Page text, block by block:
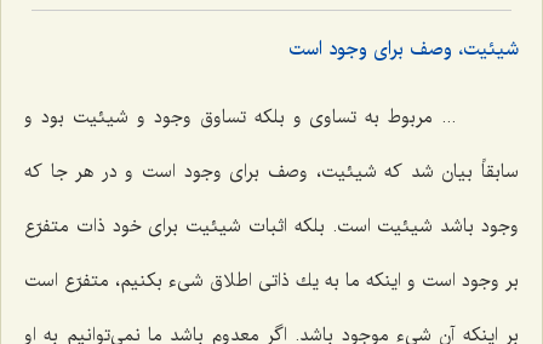
شیئیت، وصف براى وجود است
... مربوط به تساوى و بلكه تساوق وجود و شیئیت بود و
سابقاً بیان شد كه شیئیت، وصف براى وجود است و در هر جا كه
وجود باشد شیئیت است. بلكه اثبات شیئیت براى خود ذات متفرّع
بر وجود است و اینكه ما به یك ذاتى اطلاق شیء بكنیم، متفرّع است
بر اینكه آن شیء موجود باشد. اگر معدوم باشد ما نمى‌توانیم به او